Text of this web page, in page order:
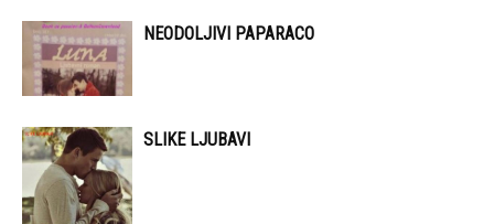
NEODOLJIVI PAPARACO
SLIKE LJUBAVI